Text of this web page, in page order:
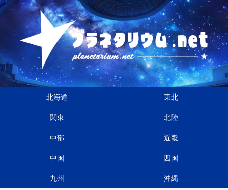
北海道 東北
関東 北陸
中部 近畿
中国 四国
九州 沖縄